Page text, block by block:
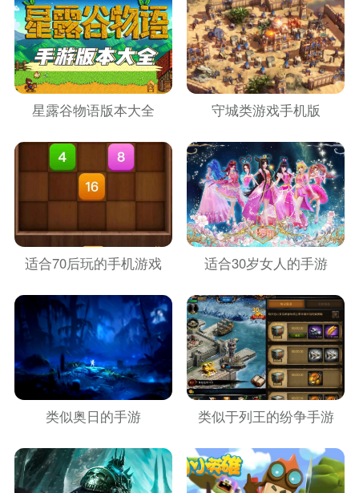
星露谷物语版本大全 守城类游戏手机版
适合70后玩的手机游戏 适合30岁女人的手游
类似奥日的手游 类似于列王的纷争手游